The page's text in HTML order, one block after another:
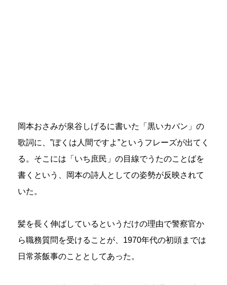
岡本おさみが泉谷しげるに書いた「黒いカバン」の
歌詞に、”ぼくは人間ですよ”というフレーズが出てく
る。そこには「いち庶民」の目線でうたのことばを
書くという、岡本の詩人としての姿勢が反映されて
いた。
髪を長く伸ばしているというだけの理由で警察官か
ら職務質問を受けることが、1970年代の初頭までは
日常茶飯事のこととしてあった。